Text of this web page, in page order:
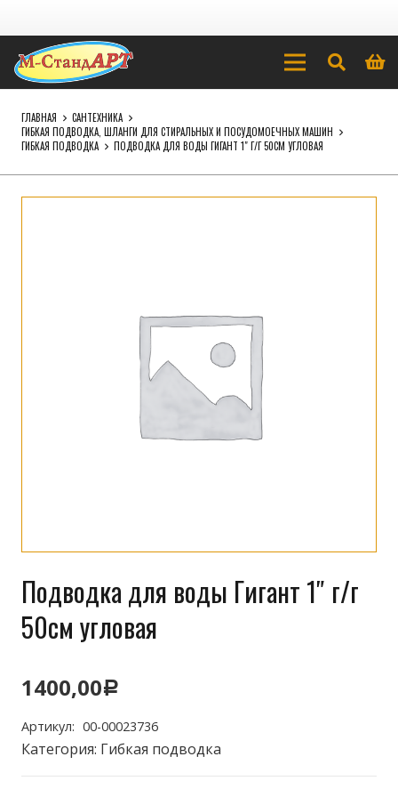
ГЛАВНАЯ
САНТЕХНИКА
ГИБКАЯ ПОДВОДКА, ШЛАНГИ ДЛЯ СТИРАЛЬНЫХ И ПОСУДОМОЕЧНЫХ МАШИН
ГИБКАЯ ПОДВОДКА
ПОДВОДКА ДЛЯ ВОДЫ ГИГАНТ 1″ Г/Г 50СМ УГЛОВАЯ
Подводка для воды Гигант 1″ г/г
50см угловая
1400,00Р
Артикул: 00-00023736
Категория: Гибкая подводка